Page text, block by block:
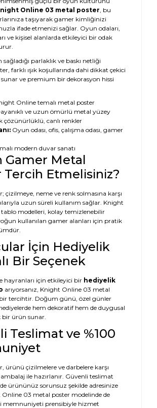
Online 03 metal poster , bu
taşıyarak gamer kimliğinizi
ifade etmenizi sağlar. Oyun odaları,
ve kişisel alanlarda etkileyici bir odak
parlaklık ve baskı netliği
farklı ışık koşullarında dahi dikkat çekici
ve premium bir dekorasyon hissi
Online temalı metal poster
ve uzun ömürlü metal yüzey
çözünürlüklü, canlı renkler
Oyun odası, ofis, çalışma odası, gamer
modern duvar sanatı
Gamer Metal
Tercih Etmelisiniz?
çizilmeye, neme ve renk solmasına karşı
uzun süreli kullanım sağlar. Knight
modelleri, kolay temizlenebilir
kullanılan gamer alanları için pratik
İçin Hediyelik
Bir Seçenek
hayranları için etkileyici bir hediyelik
arıyorsanız, Knight Online 03 metal
tercihtir. Doğum günü, özel günler
hem dekoratif hem de duygusal
bir ürün sunar.
Teslimat ve %100
ürünü çizilmelere ve darbelere karşı
ile hazırlanır. Güvenli teslimat
ürününüz sorunsuz şekilde adresinize
Online 03 metal poster modelinde de
memnuniyeti prensibiyle hizmet